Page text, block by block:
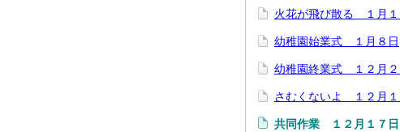
火花が飛び散る １月１
幼稚園始業式 １月８日
幼稚園終業式 １２月２
さむくないよ １２月１
共同作業 １２月１７日